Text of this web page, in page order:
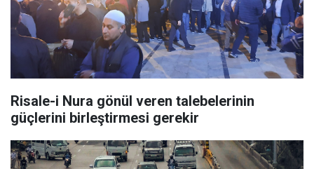
Risale-i Nura gönül veren talebelerinin
güçlerini birleştirmesi gerekir